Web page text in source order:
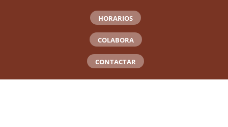
HORARIOS
COLABORA
CONTACTAR